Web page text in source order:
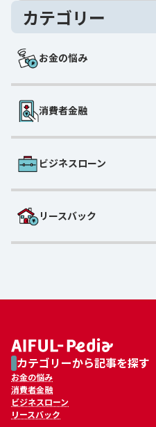
カテゴリー
お金の悩み
消費者金融
ビジネスローン
リースバック
カテゴリーから記事を探す
お金の悩み
消費者金融
ビジネスローン
リースバック